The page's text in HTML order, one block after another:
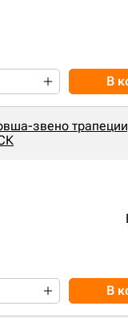
В
звено
В